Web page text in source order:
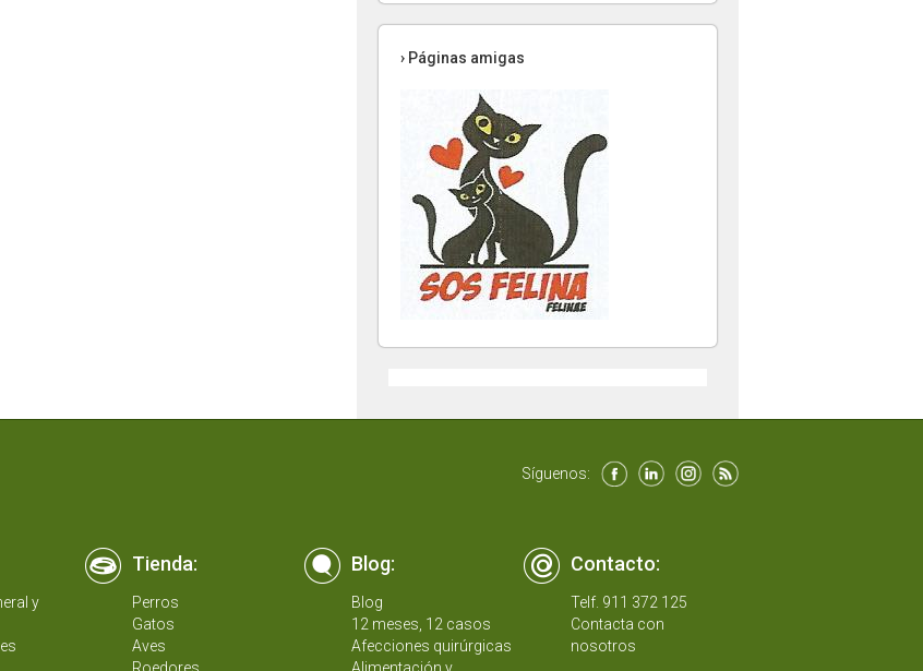
› Páginas amigas
Síguenos:
Tienda: Blog: Contacto:
y
Perros
Gatos
Aves
Blog
12 meses, 12 casos
Afecciones quirúrgicas
Telf. 911 372 125
Contacta con
nosotros